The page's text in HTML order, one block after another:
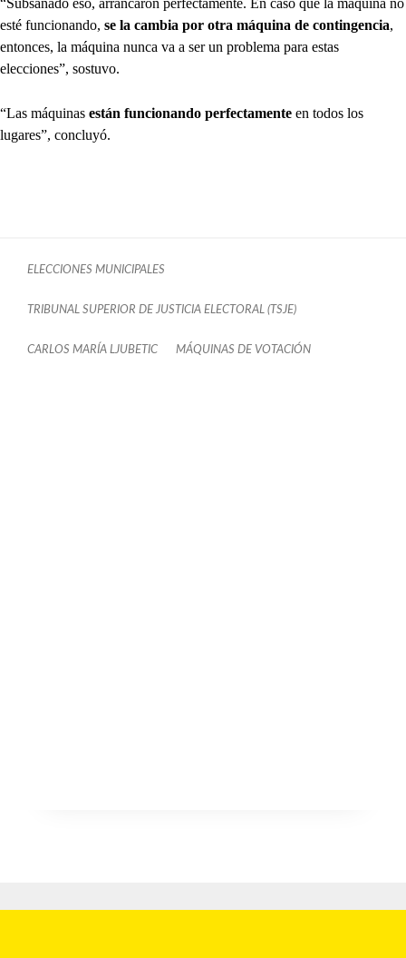
“Subsanado eso, arrancaron perfectamente. En caso que la máquina no
esté funcionando, se la cambia por otra máquina de contingencia,
entonces, la máquina nunca va a ser un problema para estas
elecciones”, sostuvo.
“Las máquinas están funcionando perfectamente en todos los
lugares”, concluyó.
ELECCIONES MUNICIPALES
TRIBUNAL SUPERIOR DE JUSTICIA ELECTORAL (TSJE)
CARLOS MARÍA LJUBETIC MÁQUINAS DE VOTACIÓN